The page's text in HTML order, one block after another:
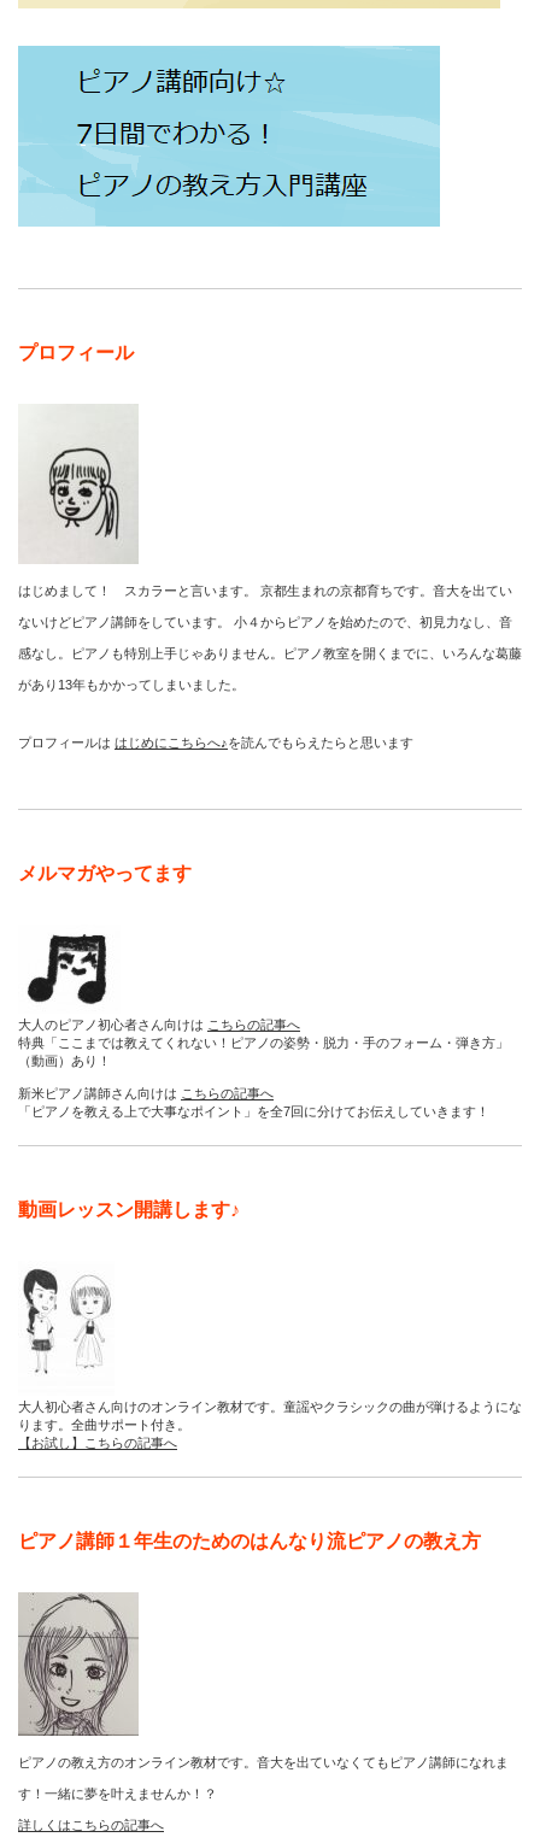
プロフィール
はじめまして！ スカラーと言います。 京都生まれの京都育ちです。音大を出てい
ないけどピアノ講師をしています。 小４からピアノを始めたので、初見力なし、音
感なし。ピアノも特別上手じゃありません。ピアノ教室を開くまでに、いろんな葛藤
があり13年もかかってしまいました。
プロフィールは はじめにこちらへ♪を読んでもらえたらと思います
メルマガやってます
大人のピアノ初心者さん向けは こちらの記事へ
特典「ここまでは教えてくれない！ピアノの姿勢・脱力・手のフォーム・弾き方」
（動画）あり！
新米ピアノ講師さん向けは こちらの記事へ
「ピアノを教える上で大事なポイント」を全7回に分けてお伝えしていきます！
動画レッスン開講します♪
大人初心者さん向けのオンライン教材です。童謡やクラシックの曲が弾けるようにな
ります。全曲サポート付き。
【お試し】こちらの記事へ
ピアノ講師１年生のためのはんなり流ピアノの教え方
ピアノの教え方のオンライン教材です。音大を出ていなくてもピアノ講師になれま
す！一緒に夢を叶えませんか！？
詳しくはこちらの記事へ